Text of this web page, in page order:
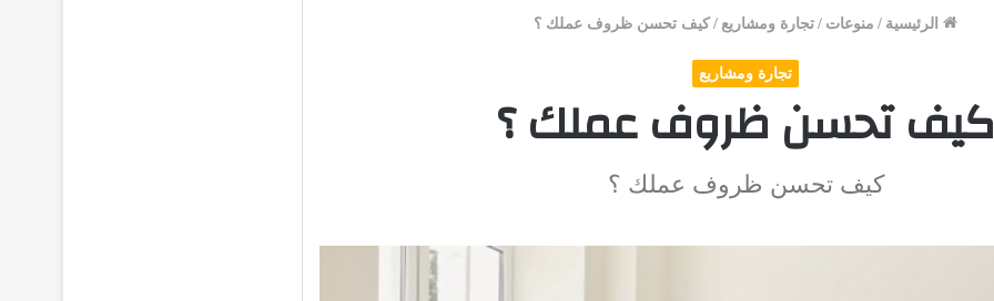
الرئيسية / منوعات / تجارة ومشاريع / كيف تحسن ظروف عملك ؟
تجارة ومشاريع
كيف تحسن ظروف عملك ؟
كيف تحسن ظروف عملك ؟